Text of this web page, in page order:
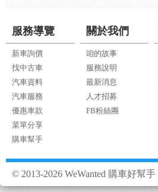
服務導覽
新車詢價
找中古車
汽車資料
汽車服務
優惠車款
菜單分享
購車幫手
關於我們
咱的故事
服務說明
最新消息
人才招募
FB粉絲團
© 2013-2026 WeWanted 購車好幫手